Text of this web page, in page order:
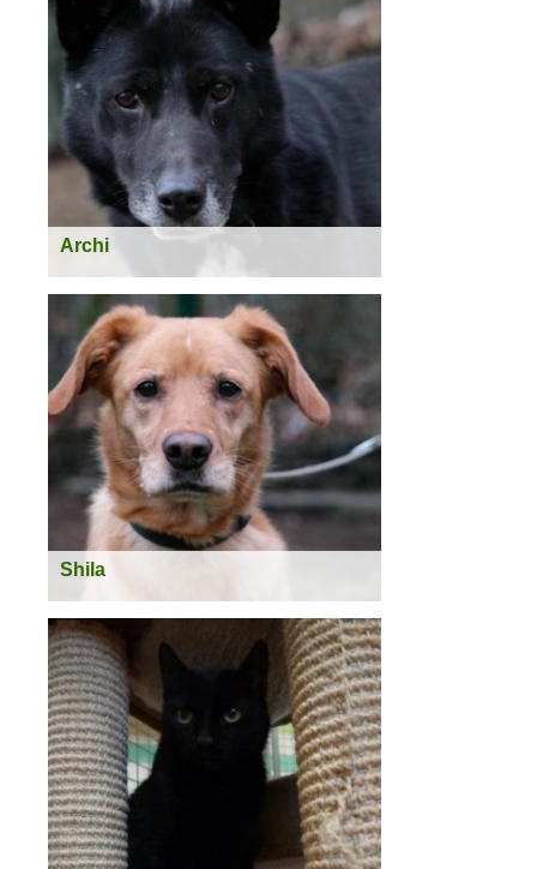
2013
Geschlecht:
männlich
Rasse:
Status: vermittelt
Archi
Geschlecht: männlich
Kastriert:Ja
Rasse:Mischling
Schulterhöhe:ca. 50 cm
Status: vermittelt
Weiterlesen >
Shila
Geschlecht:
Kastriert:
Rasse:Labrador-Mischling
Schulterhöhe: ca. 50 cm
Status:vermittelt
Weiterlesen >